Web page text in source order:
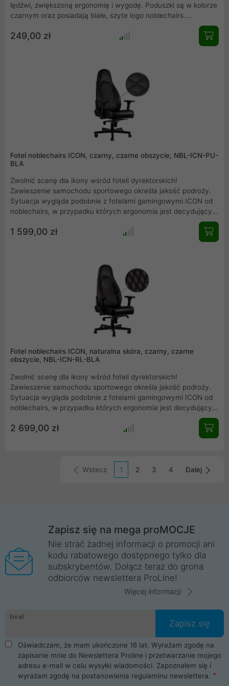
lędźwi, zwiększoną ergonomię i wygodę. Poduszki są w kolorze
czarnym oraz posiadają białe, szyte logo noblechairs.
Wykonane są z 70% poliestru i 30% bawełny co pozwala na
pranie ich w temperaturze 40 °C.
249,00 zł
Fotel noblechairs ICON, czarny, czarne obszycie, NBL-ICN-PU-
BLA
Zwolnić scenę dla ikony wśród foteli dyrektorskich!
Zawieszenie samochodu sportowego określa jakość podroży.
Sytuacja wygląda podobnie z fotelami gamingowymi ICON od
noblechairs, w przypadku których ergonomia jest decydującym
ekologicznej, niemieckiej inżynierii i doskonałej ergonomii
sprawia, że noblechairs ICON jest najlepszym wyborem pośród
1 599,00 zł
Fotel noblechairs ICON, naturalna skóra, czarny, czarne
obszycie, NBL-ICN-RL-BLA
Zwolnić scenę dla ikony wśród foteli dyrektorskich!
Zawieszenie samochodu sportowego określa jakość podroży.
Sytuacja wygląda podobnie z fotelami gamingowymi ICON od
noblechairs, w przypadku których ergonomia jest decydującym
czynnikiem. Umiejętne połączenie najwyższej klasy naturalnej
skóry, niemieckiej inżynierii i doskonałej ergonomii sprawia, że
noblechairs ICON jest najlepszym wyborem pośród foteli do
2 699,00 zł
Wstecz 1 2 3 4 Dalej
Zapisz się na mega proMOCJE
Nie strać żadnej informacji o promocji ani
kodu rabatowego dostępnego tylko dla
subskrybentów. Dołącz teraz do grona
odbiorców newslettera ProLine!
Więcej informacji
Email
Zapisz się
Oświadczam, że mam ukończone 16 lat. Wyrażam zgodę na
zapisanie mnie do Newslettera Proline i przetwarzanie mojego
adresu e-mail w celu wysyłki wiadomości. Zapoznałem się i
wyrażam zgodę na postanowienia regulaminu newslettera.